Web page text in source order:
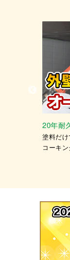
ング材も超高耐久の